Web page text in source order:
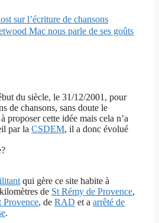
sur l’écriture de chansons
Mac nous parle de ses goûts
du siècle, le 31/12/2001, pour
de chansons, sans doute le
proposer cette idée mais cela n’a
par la CSDEM, il a donc évolué
qui gère ce site habite à
de St Rémy de Provence,
Provence, de RAD et a arrêté de
.